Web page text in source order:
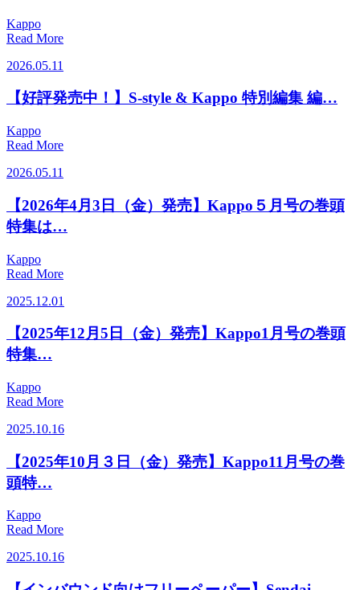
Kappo
Read More
2026.05.11
【好評発売中！】S-style & Kappo 特別編集 編…
Kappo
Read More
2026.05.11
【2026年4月3日（金）発売】Kappo５月号の巻頭
特集は…
Kappo
Read More
2025.12.01
【2025年12月5日（金）発売】Kappo1月号の巻頭
特集…
Kappo
Read More
2025.10.16
【2025年10月３日（金）発売】Kappo11月号の巻
頭特…
Kappo
Read More
2025.10.16